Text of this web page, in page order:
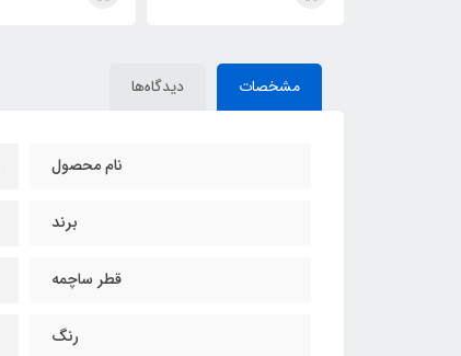
مشخصات دیدگاه‌ها
نام محصول
برند
قطر ساچمه
رنگ